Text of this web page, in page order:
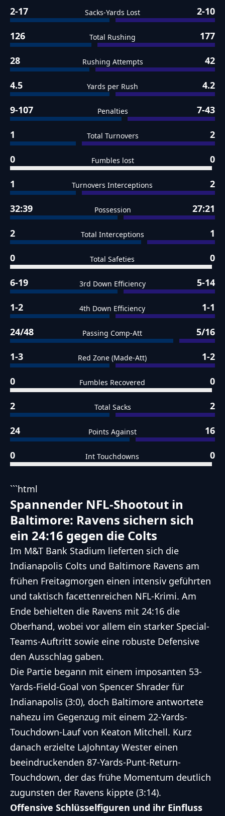
2-17 Sacks-Yards Lost 2-10
126 Total Rushing 177
28 Rushing Attempts 42
4.5 Yards per Rush 4.2
9-107 Penalties 7-43
1 Total Turnovers 2
0 Fumbles lost 0
1 Turnovers Interceptions 2
32:39 Possession 27:21
2 Total Interceptions 1
0 Total Safeties 0
6-19 3rd Down Efficiency 5-14
1-2 4th Down Efficiency 1-1
24/48 Passing Comp-Att 5/16
1-3 Red Zone (Made-Att) 1-2
0 Fumbles Recovered 0
2 Total Sacks 2
24 Points Against 16
0 Int Touchdowns 0
```html
Spannender NFL-Shootout in
Baltimore: Ravens sichern sich
ein 24:16 gegen die Colts
Im M&T Bank Stadium lieferten sich die
Indianapolis Colts und Baltimore Ravens am
frühen Freitagmorgen einen intensiv geführten
und taktisch facettenreichen NFL-Krimi. Am
Ende behielten die Ravens mit 24:16 die
Oberhand, wobei vor allem ein starker Special-
Teams-Auftritt sowie eine robuste Defensive
den Ausschlag gaben.
Die Partie begann mit einem imposanten 53-
Yards-Field-Goal von Spencer Shrader für
Indianapolis (3:0), doch Baltimore antwortete
nahezu im Gegenzug mit einem 22-Yards-
Touchdown-Lauf von Keaton Mitchell. Kurz
danach erzielte LaJohntay Wester einen
beeindruckenden 87-Yards-Punt-Return-
Touchdown, der das frühe Momentum deutlich
zugunsten der Ravens kippte (3:14).
Offensive Schlüsselfiguren und ihr Einfluss